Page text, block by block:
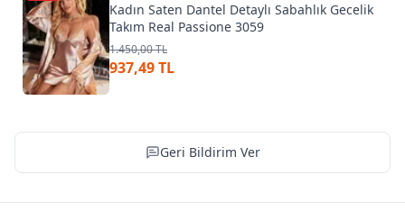
Kadın Saten Dantel Detaylı Sabahlık Gecelik
Takım Real Passione 3059
1.450,00 TL
937,49 TL
Geri Bildirim Ver